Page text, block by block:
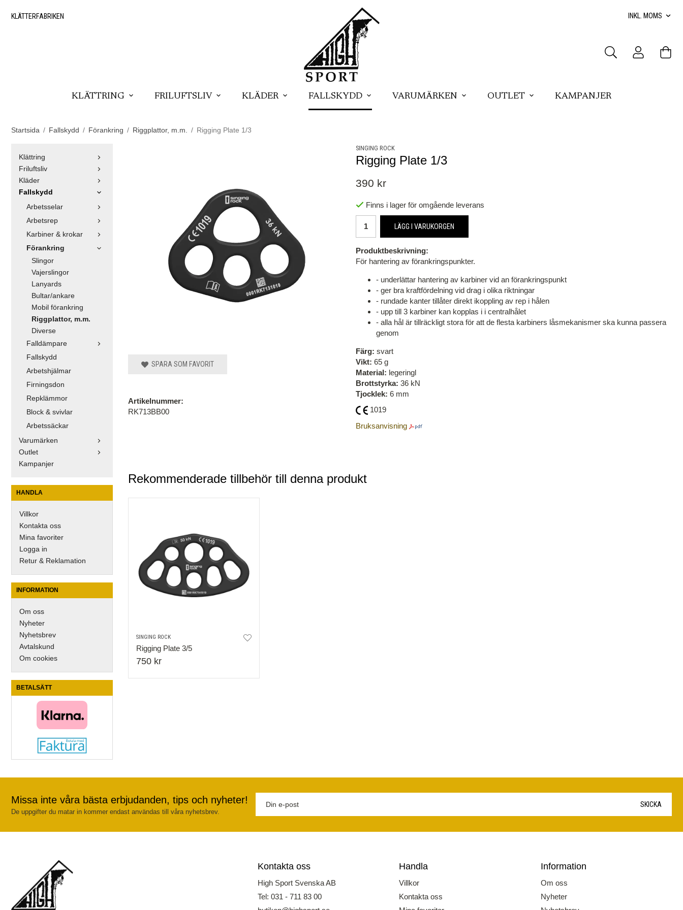
KLÄTTERFABRIKEN
KLÄTTRING FRILUFTSLIV KLÄDER FALLSKYDD VARUMÄRKEN OUTLET KAMPANJER
Startsida / Fallskydd / Förankring / Riggplattor, m.m. / Rigging Plate 1/3
Klättring
Friluftsliv
Kläder
Fallskydd
Arbetsselar
Arbetsrep
Karbiner & krokar
Förankring
Slingor
Vajerslingor
Lanyards
Bultar/ankare
Mobil förankring
Riggplattor, m.m.
Diverse
Falldämpare
Fallskydd
Arbetshjälmar
Firningsdon
Repklämmor
Block & svivlar
Arbetssäckar
Varumärken
Outlet
Kampanjer
HANDLA
Villkor
Kontakta oss
Mina favoriter
Logga in
Retur & Reklamation
INFORMATION
Om oss
Nyheter
Nyhetsbrev
Avtalskund
Om cookies
BETALSÄTT
SINGING ROCK
Rigging Plate 1/3
390 kr
Finns i lager för omgående leverans
LÄGG I VARUKORGEN
Produktbeskrivning:
För hantering av förankringspunkter.
- underlättar hantering av karbiner vid an förankringspunkt
- ger bra kraftfördelning vid drag i olika riktningar
- rundade kanter tillåter direkt ikoppling av rep i hålen
- upp till 3 karbiner kan kopplas i i centralhålet
- alla hål är tillräckligt stora för att de flesta karbiners låsmekanismer ska kunna passera
genom
Färg: svart
Vikt: 65 g
Material: legeringl
Brottstyrka: 36 kN
Tjocklek: 6 mm
1019
Bruksanvisning
SPARA SOM FAVORIT
Artikelnummer:
RK713BB00
Rekommenderade tillbehör till denna produkt
SINGING ROCK
Rigging Plate 3/5
750 kr
Missa inte våra bästa erbjudanden, tips och nyheter!
De uppgifter du matar in kommer endast användas till våra nyhetsbrev.
SKICKA
Kontakta oss
High Sport Svenska AB
Tel: 031 - 711 83 00
Handla
Villkor
Kontakta oss
Information
Om oss
Nyheter